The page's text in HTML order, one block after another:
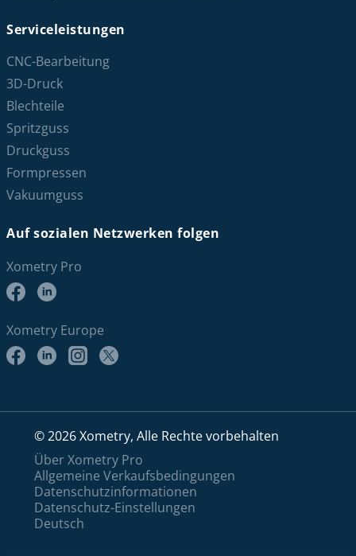
Serviceleistungen
CNC-Bearbeitung
3D-Druck
Blechteile
Spritzguss
Druckguss
Formpressen
Vakuumguss
Auf sozialen Netzwerken folgen
Xometry Pro
Xometry Europe
© 2026 Xometry, Alle Rechte vorbehalten
Über Xometry Pro
Allgemeine Verkaufsbedingungen
Datenschutzinformationen
Datenschutz-Einstellungen
Deutsch